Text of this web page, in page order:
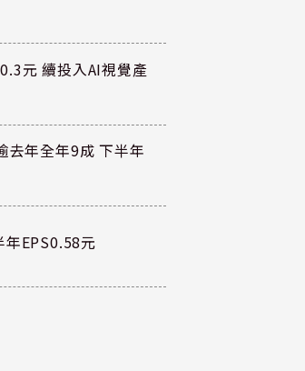
元 續投入AI視覺產
去年全年9成 下半年
EPS0.58元